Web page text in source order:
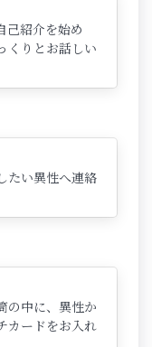
己紹介を始め
くりとお話しい
たい異性へ連絡
の中に、異性か
カードをお入れ